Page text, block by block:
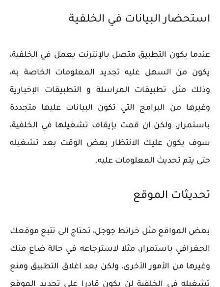
استحضار البيانات في الخلفية
عندما يكون التطبيق متصل بالإنترنت يعمل في الخلفية،
يكون من السهل عليه تجديد المعلومات الخاصة به،
وذلك مثل تطبيقات المراسلة و التطبيقات الإخبارية
وغيرها من البرامج التي تكون البيانات عليها متجددة
باستمرار، ولكن ان قمت بإيقاف تشغيلها في الخلفية،
سوف يكون عليك الانتظار بعض الوقت بعد تشغيله
حتى يتم تحديث المعلومات عليه.
تحديثات الموقع
بعض المواقع مثل خرائط جوجل، تحتاج الى تتبع موقعك
الجغرافي باستمرار، مثلا لاسترجاعه في حالة ضاع منك
وغيرها من الأمور الأخرى، ولكن بعد اغلاق التطبيق ومنع
تشغيله في الخلفية لن يكون قادرا على تحديد الموقع